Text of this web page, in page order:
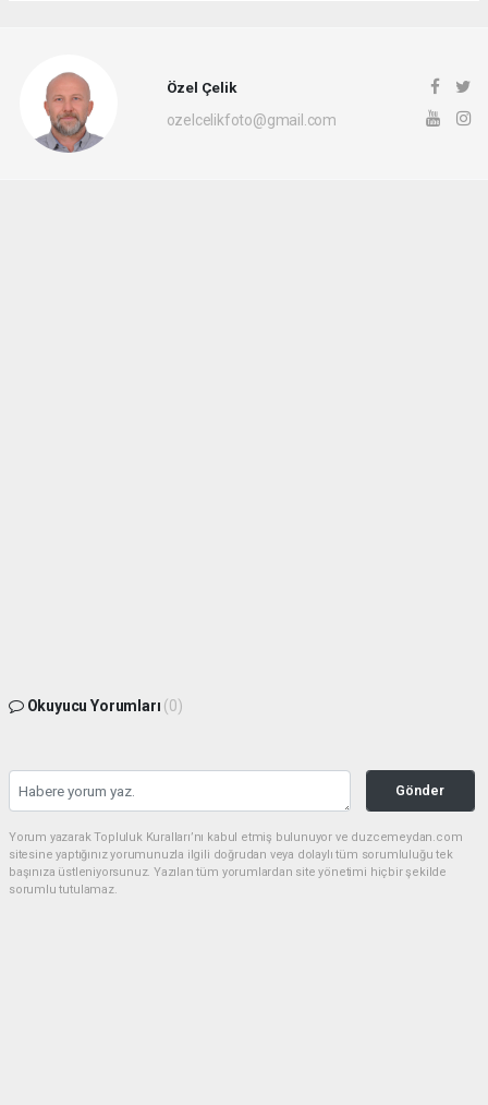
Özel Çelik
ozelcelikfoto@gmail.com
Okuyucu Yorumları (0)
Gönder
Yorum yazarak Topluluk Kuralları’nı kabul etmiş bulunuyor ve duzcemeydan.com
sitesine yaptığınız yorumunuzla ilgili doğrudan veya dolaylı tüm sorumluluğu tek
başınıza üstleniyorsunuz. Yazılan tüm yorumlardan site yönetimi hiçbir şekilde
sorumlu tutulamaz.